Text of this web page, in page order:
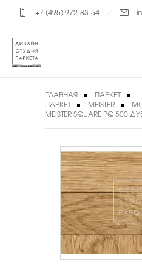
+7 (495) 972-83-54
ГЛАВНАЯ ПАРКЕТ
ПАРКЕТ
MEISTER
MEISTER SQUARE PQ 500